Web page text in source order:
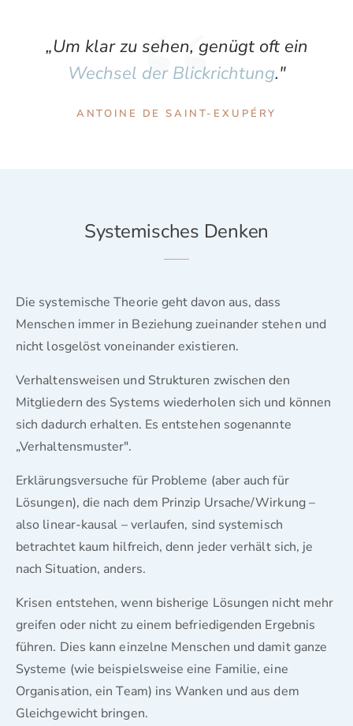
“
„Um klar zu sehen, genügt oft ein
Wechsel der Blickrichtung."
ANTOINE DE SAINT-EXUPÉRY
Systemisches Denken
Die systemische Theorie geht davon aus, dass
Menschen immer in Beziehung zueinander stehen und
nicht losgelöst voneinander existieren.
Verhaltensweisen und Strukturen zwischen den
Mitgliedern des Systems wiederholen sich und können
sich dadurch erhalten. Es entstehen sogenannte
„Verhaltensmuster".
Erklärungsversuche für Probleme (aber auch für
Lösungen), die nach dem Prinzip Ursache/Wirkung –
also linear-kausal – verlaufen, sind systemisch
betrachtet kaum hilfreich, denn jeder verhält sich, je
nach Situation, anders.
Krisen entstehen, wenn bisherige Lösungen nicht mehr
greifen oder nicht zu einem befriedigenden Ergebnis
führen. Dies kann einzelne Menschen und damit ganze
Systeme (wie beispielsweise eine Familie, eine
Organisation, ein Team) ins Wanken und aus dem
Gleichgewicht bringen.